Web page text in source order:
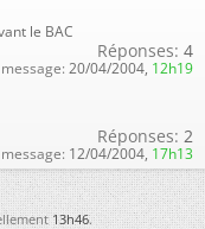
le BAC
Réponses: 4
20/04/2004, 12h19
Réponses: 2
12/04/2004, 17h13
13h46.